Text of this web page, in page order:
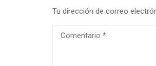
Tu dirección de correo